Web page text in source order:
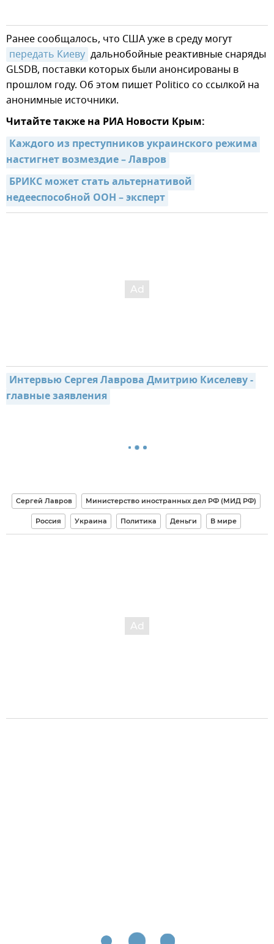
Ранее сообщалось, что США уже в среду могут
передать Киеву дальнобойные реактивные снаряды
GLSDB, поставки которых были анонсированы в
прошлом году. Об этом пишет Politico со ссылкой на
анонимные источники.
Читайте также на РИА Новости Крым:
Каждого из преступников украинского режима
настигнет возмездие – Лавров
БРИКС может стать альтернативой
недееспособной ООН – эксперт
Интервью Сергея Лаврова Дмитрию Киселеву -
главные заявления
Сергей Лавров Министерство иностранных дел РФ (МИД РФ)
Россия Украина Политика Деньги В мире